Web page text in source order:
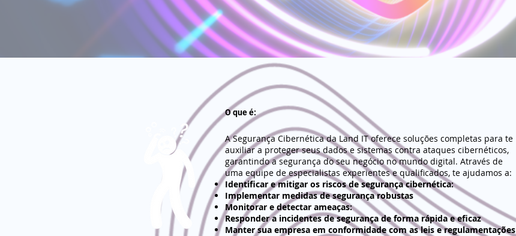
O que é:
A Segurança Cibernética da Land IT oferece soluções completas para te
auxiliar a proteger seus dados e sistemas contra ataques cibernéticos,
garantindo a segurança do seu negócio no mundo digital. Através de
uma equipe de especialistas experientes e qualificados, te ajudamos a:
Identificar e mitigar os riscos de segurança cibernética:
Implementar medidas de segurança robustas
Monitorar e detectar ameaças:
Responder a incidentes de segurança de forma rápida e eficaz
Manter sua empresa em conformidade com as leis e regulamentações